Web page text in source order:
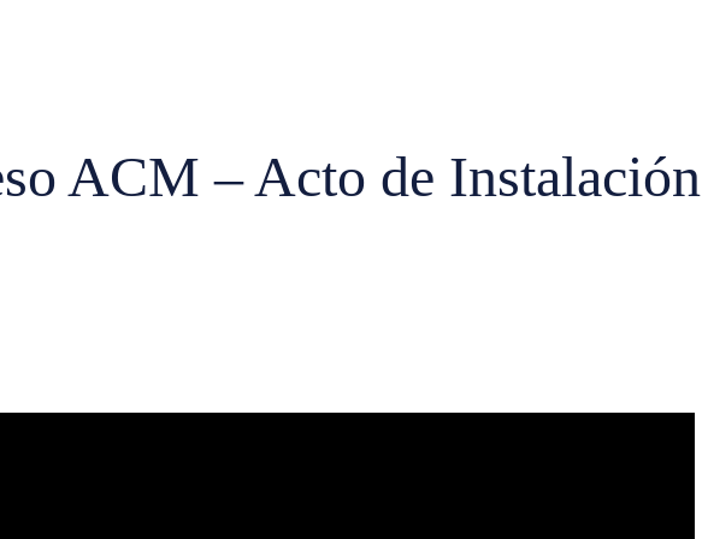
ACM – Acto de Instalación